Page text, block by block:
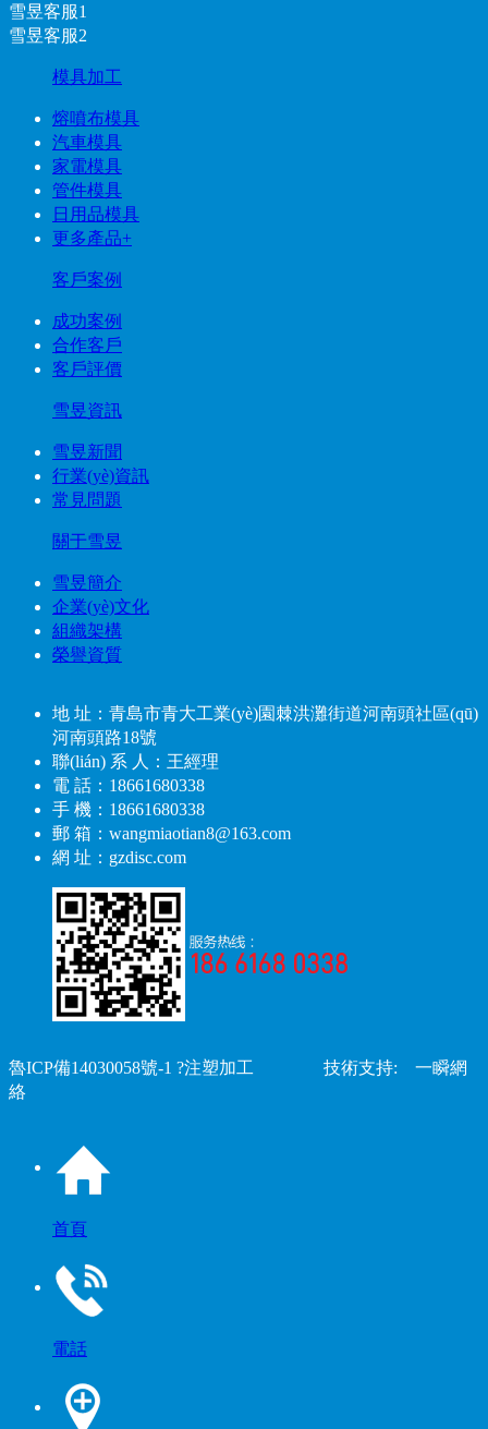
雪昱客服1
雪昱客服2
模具加工
熔噴布模具
汽車模具
家電模具
管件模具
日用品模具
更多產品+
客戶案例
成功案例
合作客戶
客戶評價
雪昱資訊
雪昱新聞
行業(yè)資訊
常見問題
關于雪昱
雪昱簡介
企業(yè)文化
組織架構
榮譽資質
地 址：青島市青大工業(yè)園棘洪灘街道河南頭社區(qū)
河南頭路18號
聯(lián) 系 人：王經理
電 話：18661680338
手 機：18661680338
郵 箱：wangmiaotian8@163.com
網 址：gzdisc.com
魯ICP備14030058號-1 ?注塑加工 技術支持: 一瞬網
絡
首頁
電話